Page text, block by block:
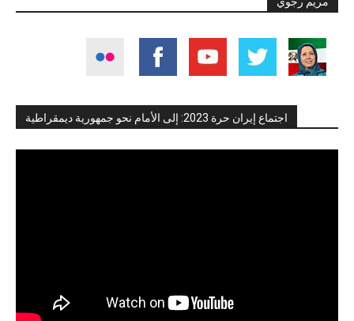
اجتماع إيران حرة 2023: إلى الأمام نحو جمهورية ديمقراطية